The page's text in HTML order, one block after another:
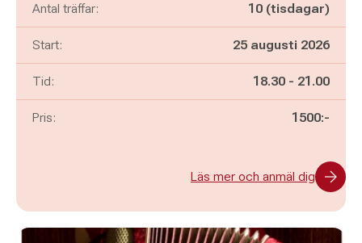
Antal träffar: 10 (tisdagar)
Start: 25 augusti 2026
Tid: Pågår mellan
18.30 - och
21.00
Pris: 1500:-
Läs mer och anmäl dig